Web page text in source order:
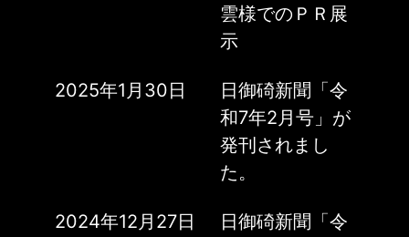
雲様でのＰＲ展
示
2025年1月30日
日御碕新聞「令
和7年2月号」が
発刊されまし
た。
2024年12月27日
日御碕新聞「令